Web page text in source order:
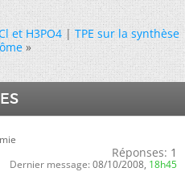
et H3PO4|TPE sur la synthèse
»
Réponses: 1
Dernier message: 08/10/2008, 18h45